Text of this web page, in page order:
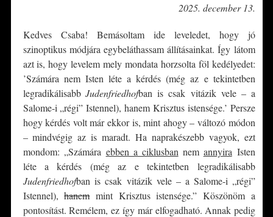
2025. december 13.
Kedves Csaba! Bemásoltam ide leveledet, hogy jó
szinoptikus módjára egybeláthassam állításainkat. Így látom
azt is, hogy levelem mely mondata horzsolta föl kedélyedet:
’Számára nem Isten léte a kérdés (még az e tekintetben
legradikálisabbJudenfriedhofban is csak vitázik vele – a
Salome-i „régi” Istennel), hanem Krisztus istensége.’ Persze
hogy kérdés volt már ekkor is, mint ahogy – változó módon
– mindvégig az is maradt. Ha naprakészebb vagyok, ezt
mondom: „Számára ebben a ciklusban nem annyira Isten
léte a kérdés (még az e tekintetben legradikálisabb
Judenfriedhofban is csak vitázik vele – a Salome-i „régi”
Istennel),hanemmint Krisztus istensége.” Köszönöm a
pontosítást. Remélem, ez így már elfogadható. Annak pedig